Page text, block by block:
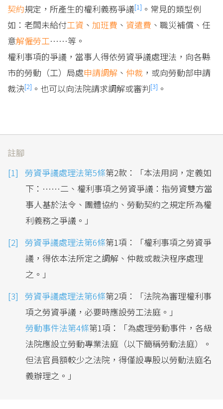
契約規定，所產生的權利義務爭議[1] 。常見的類型例
如：老闆未給付工資 、 加班費 、 資遣費 、職災補償、任
意解僱勞工……等。
權利事項的爭議，當事人得依勞資爭議處理法，向各縣
市的勞動（工）局處申請調解 、 仲裁 ，或向勞動部申請
裁決[2] 。也可以向法院請求調解或審判[3] 。
註腳
勞資爭議處理法第5條第2款：「本法用詞，定義如
下：……二、權利事項之勞資爭議：指勞資雙方當
事人基於法令、團體協約、勞動契約之規定所為權
利義務之爭議。」
勞資爭議處理法第6條第1項：「權利事項之勞資爭
議，得依本法所定之調解、仲裁或裁決程序處理
之。」
勞資爭議處理法第6條第2項：「法院為審理權利事
項之勞資爭議，必要時應設勞工法庭。」
勞動事件法第4條第1項：「為處理勞動事件，各級
法院應設立勞動專業法庭（以下簡稱勞動法庭）。
但法官員額較少之法院，得僅設專股以勞動法庭名
義辦理之。」